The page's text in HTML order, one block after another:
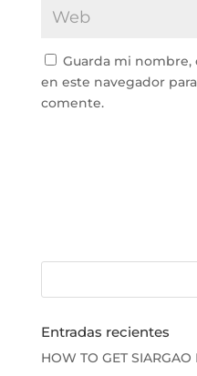
Guarda mi
en este navegador
comente.
Entradas recientes
HOW TO GET SIARGAO